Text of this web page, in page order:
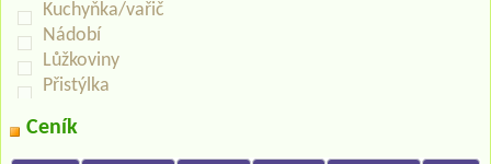
Kuchyňka/vařič
Nádobí
Lůžkoviny
Přistýlka
Ceník